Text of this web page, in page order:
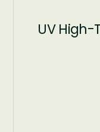
UV High-